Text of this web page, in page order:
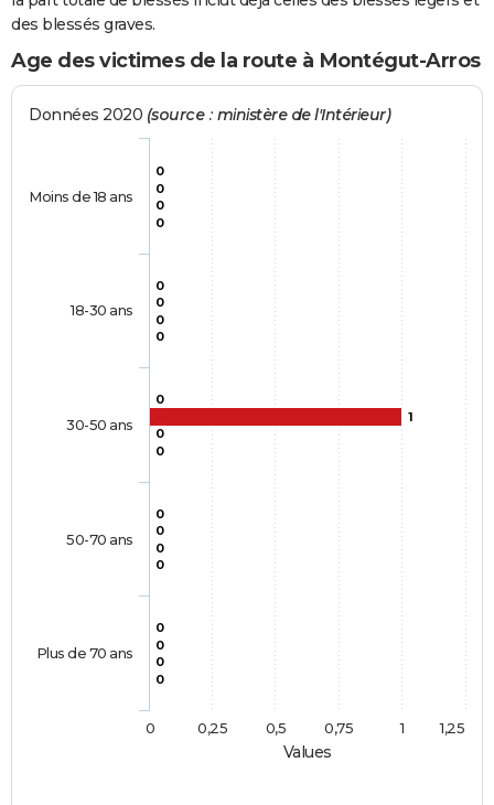
des blessés graves.
Age des victimes de la route à Montégut-Arros
Values
Données 2020 (source : ministère de l'Intérieur)
0
0
0
0
0
0
0
1
0
0
0
0
0
0
0
0
0
0
0
0
Moins de 18 ans
18-30 ans
30-50 ans
50-70 ans
Plus de 70 ans
0 1
0,25 0,5 0,75 1,25